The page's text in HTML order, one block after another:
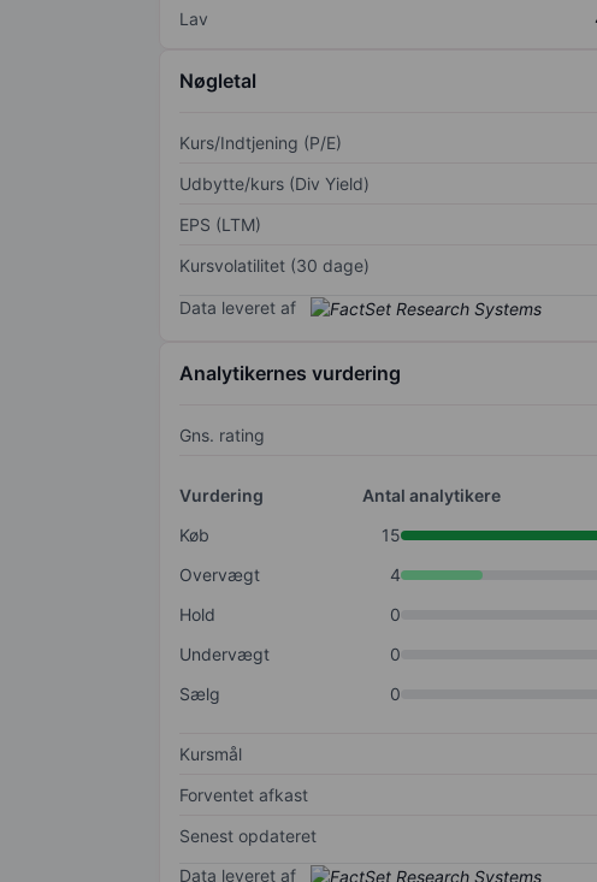
Lav
Nøgletal
Kurs/Indtjening (P/E)
Udbytte/kurs (Div Yield)
EPS (LTM)
Kursvolatilitet (30 dage)
Data leveret af
Analytikernes vurdering
Gns. rating
Vurdering
Antal analytikere
Køb
15
Overvægt
4
Hold
0
Undervægt
0
Sælg
0
Kursmål
Forventet afkast
Senest opdateret
Data leveret af